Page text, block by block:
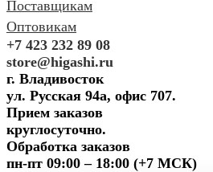
Поставщикам
Оптовикам
+7 423 232 89 08
store@higashi.ru
г. Владивосток
ул. Русская 94а, офис 707.
Прием заказов
круглосуточно.
Обработка заказов
пн-пт 09:00 – 18:00 (+7 МСК)